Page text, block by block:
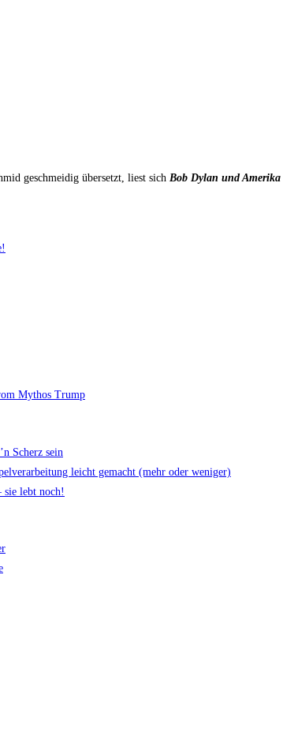
geschmeidig übersetzt, liest sich Bob Dylan und Amerika
Mythos Trump
Scherz sein
leicht gemacht (mehr oder weniger)
lebt noch!